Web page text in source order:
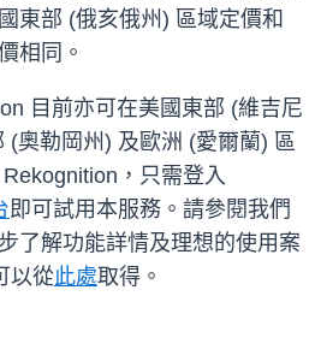
東部 (俄亥俄州) 區域定價和
相同。
目前亦可在美國東部 (維吉尼
(奧勒岡州) 及歐洲 (愛爾蘭) 區
，只需登入
即可試用本服務。請參閱我們
了解功能詳情及理想的使用案
以從此處取得。